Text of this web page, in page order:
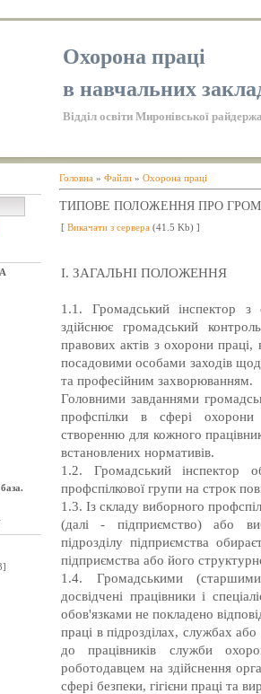
Охорона праці
в навчальних
Відділ освіти Миронівської
Головна » Файли » Охорона праці
ТИПОВЕ ПОЛОЖЕННЯ ПРО
[ Викачати з сервера (41.5 Kb) ]
I. ЗАГАЛЬНІ ПОЛОЖЕННЯ
1.1. Громадський інспектор з
здійснює громадський
правових актів з охорони
посадовими особами заходів
та професійним захворюванням.
Головними завданнями
профспілки в сфері охорони
створенню для кожного
встановлених нормативів.
1.2. Громадський інспектор
профспілкової групи на строк
1.3. Із складу виборного
(далі - підприємство) або
підрозділу підприємства
підприємства або його
1.4. Громадськими
досвідчені працівники і
обов'язками не покладено
праці в підрозділах, службах
до працівників служби
роботодавцем на здійснення
сфері безпеки, гігієни праці та